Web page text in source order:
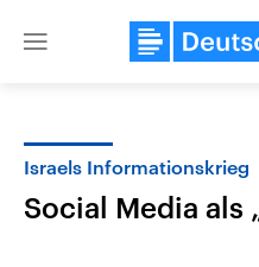
Close
Israels Informationskrieg
Social Media als